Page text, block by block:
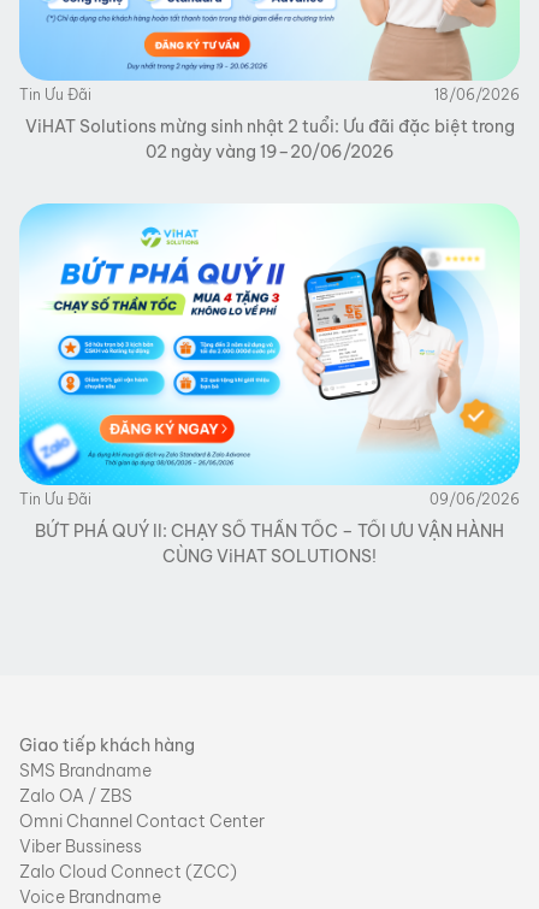
Tin Ưu Đãi 18/06/2026
ViHAT Solutions mừng sinh nhật 2 tuổi: Ưu đãi đặc biệt trong
02 ngày vàng 19–20/06/2026
Tin Ưu Đãi 09/06/2026
BỨT PHÁ QUÝ II: CHẠY SỐ THẦN TỐC – TỐI ƯU VẬN HÀNH
CÙNG ViHAT SOLUTIONS!
Giao tiếp khách hàng
SMS Brandname
Zalo OA / ZBS
Omni Channel Contact Center
Viber Bussiness
Zalo Cloud Connect (ZCC)
Voice Brandname